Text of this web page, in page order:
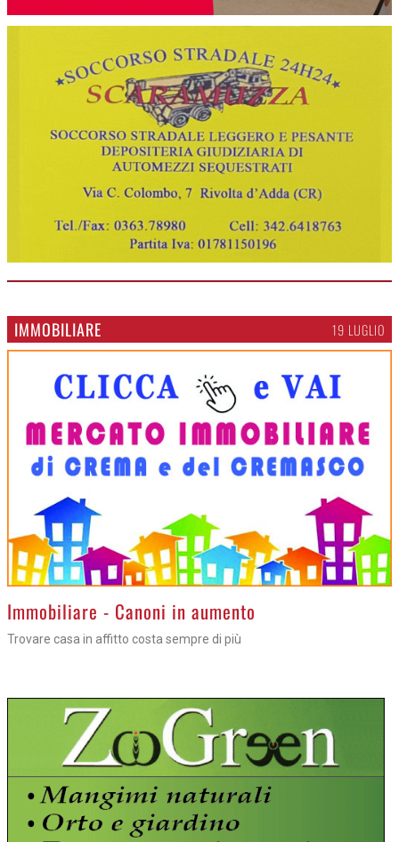
IMMOBILIARE 19 LUGLIO
>Immobiliare - Canoni in aumento
Trovare casa in affitto costa sempre di più